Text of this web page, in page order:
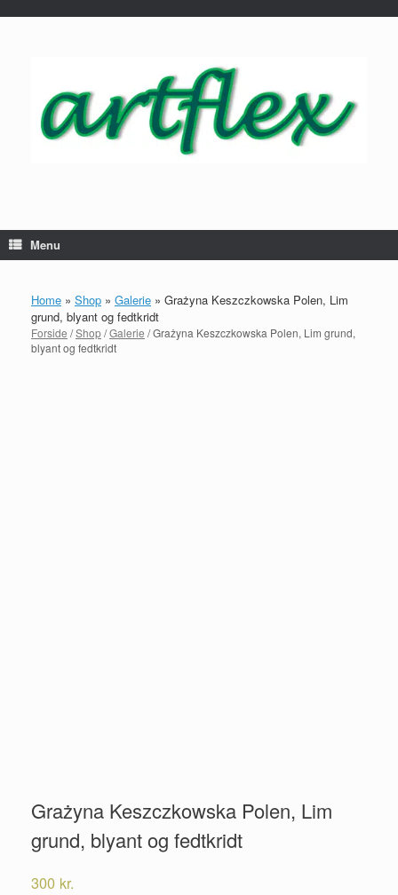
Menu
Home » Shop » Galerie » Grażyna Keszczkowska Polen, Lim
grund, blyant og fedtkridt
Forside /Shop/Galerie / Grażyna Keszczkowska Polen, Lim grund,
blyant og fedtkridt
Grażyna Keszczkowska Polen, Lim
grund, blyant og fedtkridt
300 kr.